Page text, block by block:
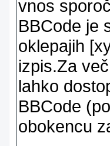
vnos
BBCode je
oklepajih
izpis.Za
lahko
BBCode
obokencu